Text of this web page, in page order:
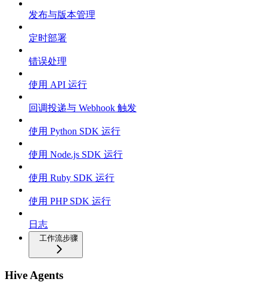
发布与版本管理
定时部署
错误处理
使用 API 运行
回调投递与 Webhook 触发
使用 Python SDK 运行
使用 Node.js SDK 运行
使用 Ruby SDK 运行
使用 PHP SDK 运行
日志
工作流步骤
Hive Agents